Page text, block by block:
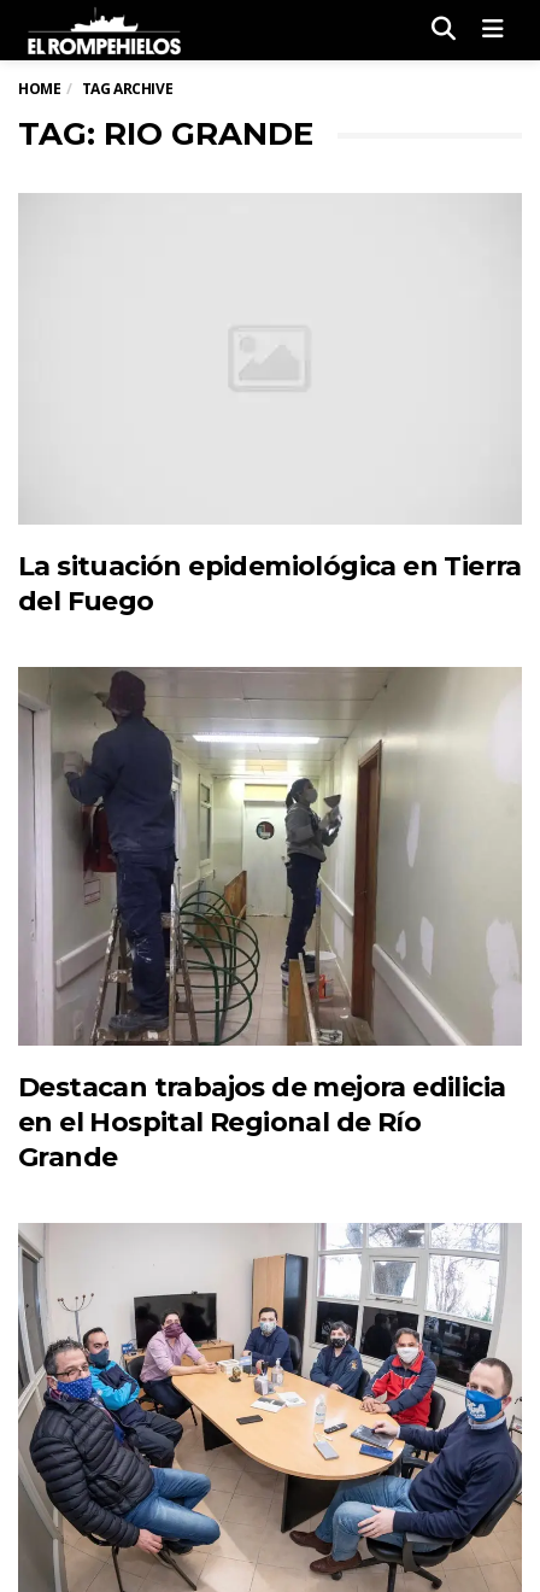
HOME TAG ARCHIVE
TAG: RIO GRANDE
La situación epidemiológica en Tierra
del Fuego
Destacan trabajos de mejora edilicia
en el Hospital Regional de Río
Grande